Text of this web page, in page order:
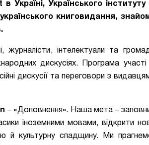
Україні, Українського
книговидання,
журналісти, інтелектуали та
дискусіях. Програма участі
дискусії та переговори з
– «Доповнення». Наша мета –
іноземними мовами, відкрити
й культурну спадщину. Ми